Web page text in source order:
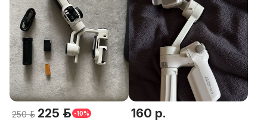
250 р. 225 р. -10% 160 р.